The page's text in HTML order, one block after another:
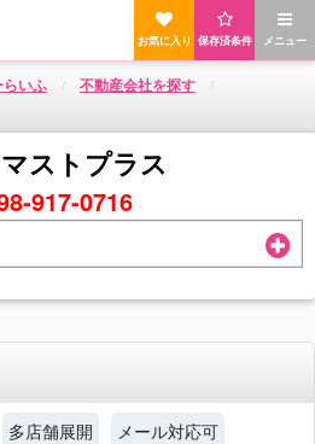
メニュー
保存済条件
お気に入り
いふ
不動産会社を探す
マストプラス
917-0716
多店舗展開 メール対応可